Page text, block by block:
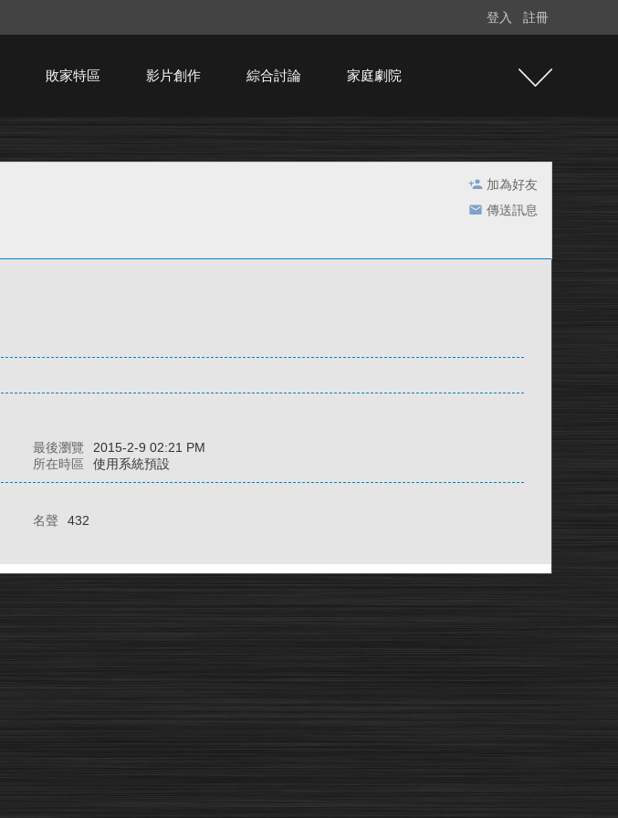
登入 註冊
敗家特區 影片創作 綜合討論 家庭劇院
加為好友
傳送訊息
最後瀏覽
2015-2-9 02:21 PM
所在時區 使用系統預設
名聲
432